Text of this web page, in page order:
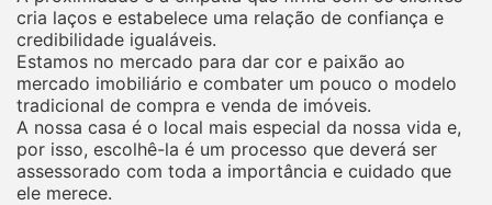
cria laços e estabelece uma relação de confiança e
credibilidade igualáveis.
Estamos no mercado para dar cor e paixão ao
mercado imobiliário e combater um pouco o modelo
tradicional de compra e venda de imóveis.
A nossa casa é o local mais especial da nossa vida e,
por isso, escolhê-la é um processo que deverá ser
assessorado com toda a importância e cuidado que
ele merece.